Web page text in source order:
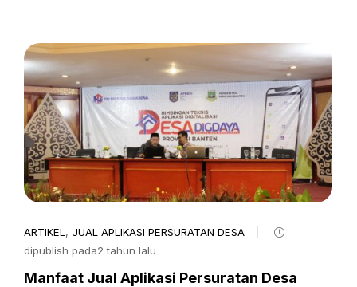
ARTIKEL , JUAL APLIKASI PERSURATAN DESA
dipublish pada2 tahun lalu
Manfaat Jual Aplikasi Persuratan Desa